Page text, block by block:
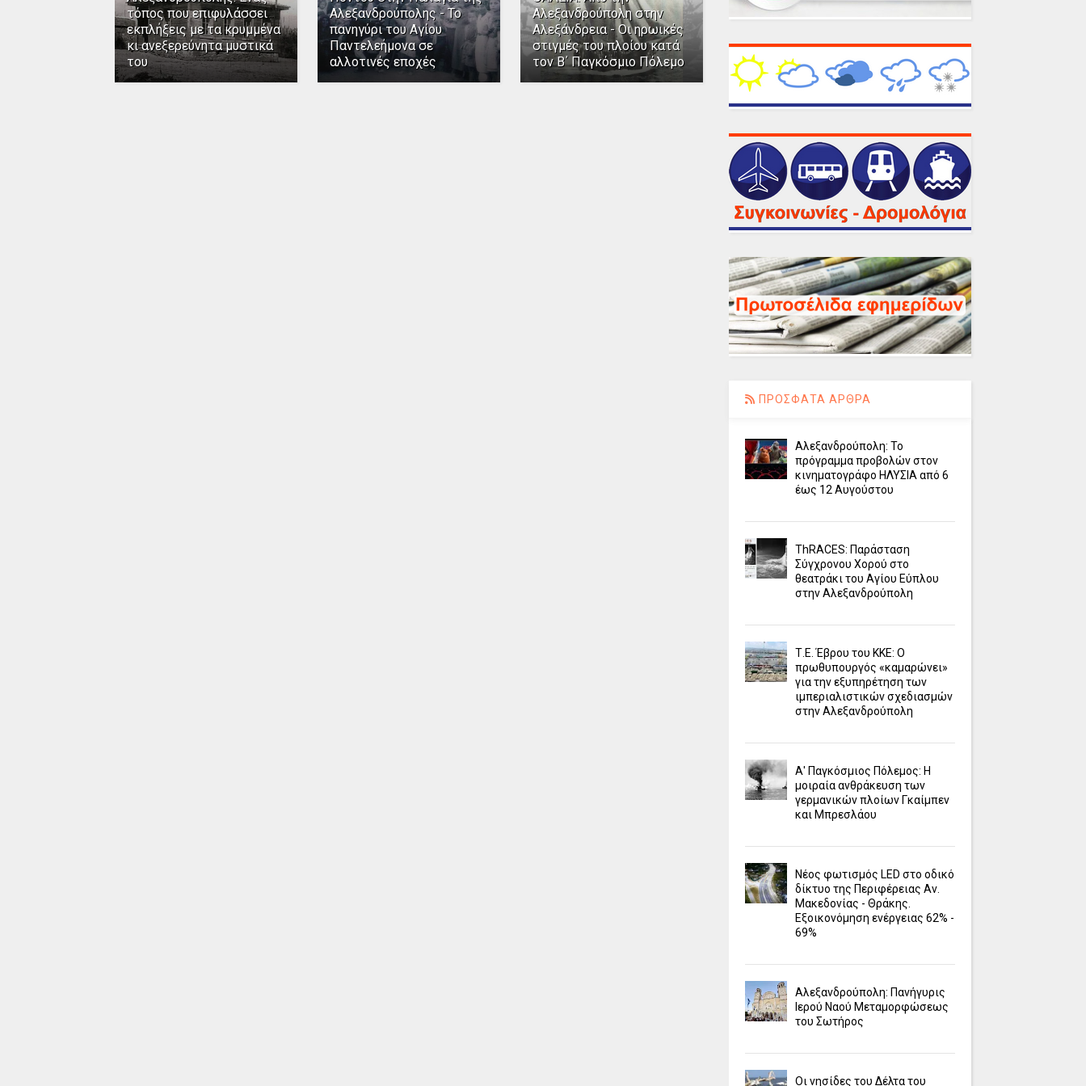
τόπος που επιφυλάσσει
εκπλήξεις με τα κρυμμένα
κι ανεξερεύνητα μυστικά
του
Αλεξανδρούπολης - Το
πανηγύρι του Αγίου
Παντελεήμονα σε
αλλοτινές εποχές
Αλεξανδρούπολη στην
Αλεξάνδρεια - Οι ηρωικές
στιγμές του πλοίου κατά
τον Β΄ Παγκόσμιο Πόλεμο
ΠΡΟΣΦΑΤΑ ΑΡΘΡΑ
Αλεξανδρούπολη: Το
πρόγραμμα προβολών στον
κινηματογράφο ΗΛΥΣΙΑ από 6
έως 12 Αυγούστου
ΤhRACES: Παράσταση
Σύγχρονου Χορού στο
θεατράκι του Αγίου Εύπλου
στην Αλεξανδρούπολη
Τ.Ε. Έβρου του ΚΚΕ: Ο
πρωθυπουργός «καμαρώνει»
για την εξυπηρέτηση των
ιμπεριαλιστικών σχεδιασμών
στην Αλεξανδρούπολη
Α' Παγκόσμιος Πόλεμος: Η
μοιραία ανθράκευση των
γερμανικών πλοίων Γκαίμπεν
και Μπρεσλάου
Νέος φωτισμός LED στο οδικό
δίκτυο της Περιφέρειας Αν.
Μακεδονίας - Θράκης.
Εξοικονόμηση ενέργειας 62% -
69%
Αλεξανδρούπολη: Πανήγυρις
Ιερού Ναού Μεταμορφώσεως
του Σωτήρος
Οι νησίδες του Δέλτα του